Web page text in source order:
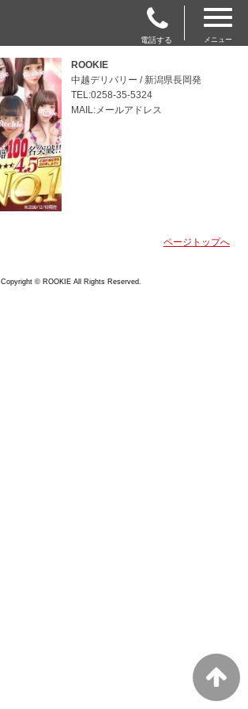
電話する メニュー
ROOKIE
中越デリバリー / 新潟県長岡発
TEL:0258-35-5324
MAIL:メールアドレス
ページトップへ
Copyright © ROOKIE All Rights Reserved.